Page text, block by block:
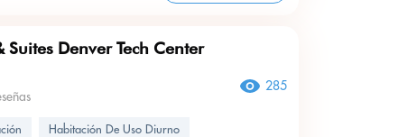
Suites Denver Tech Center
285
Habitación De Uso Diurno